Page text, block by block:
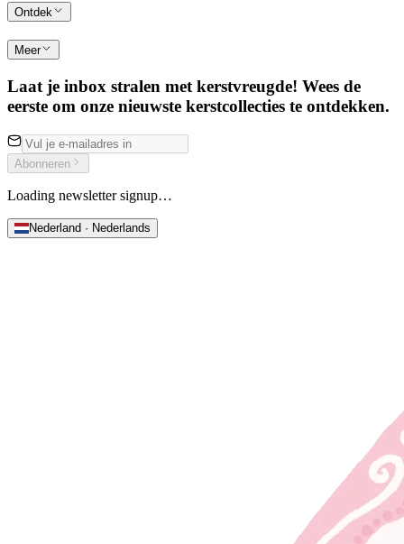
Ontdek
Meer
Laat je inbox stralen met kerstvreugde! Wees de
eerste om onze nieuwste kerstcollecties te ontdekken.
Abonneren
Loading newsletter signup…
Nederland · Nederlands